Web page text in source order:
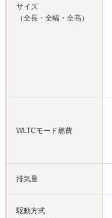
サイズ
（全長・全幅・全高）
WLTCモード燃費
排気量
駆動方式